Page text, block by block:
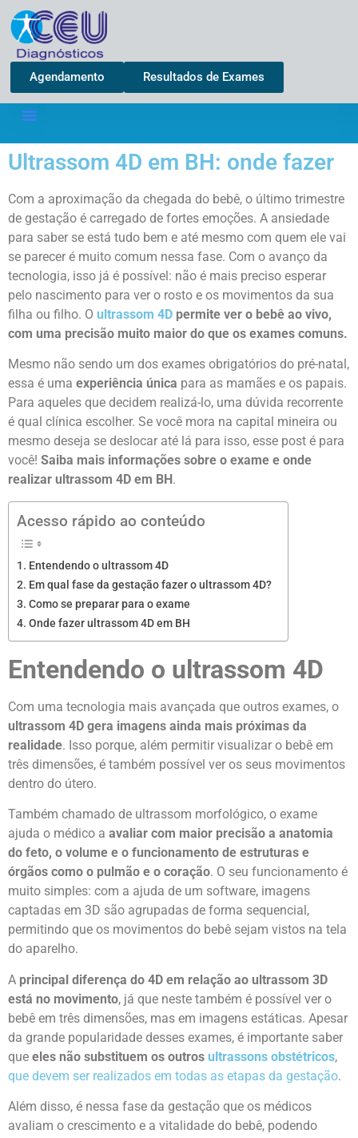
Agendamento Resultados de Exames
Ultrassom 4D em BH: onde fazer
Com a aproximação da chegada do bebê, o último trimestre
de gestação é carregado de fortes emoções. A ansiedade
para saber se está tudo bem e até mesmo com quem ele vai
se parecer é muito comum nessa fase. Com o avanço da
tecnologia, isso já é possível: não é mais preciso esperar
pelo nascimento para ver o rosto e os movimentos da sua
filha ou filho. O ultrassom 4D permite ver o bebê ao vivo,
com uma precisão muito maior do que os exames comuns.
Mesmo não sendo um dos exames obrigatórios do pré-natal,
essa é uma experiência única para as mamães e os papais.
Para aqueles que decidem realizá-lo, uma dúvida recorrente
é qual clínica escolher. Se você mora na capital mineira ou
mesmo deseja se deslocar até lá para isso, esse post é para
você! Saiba mais informações sobre o exame e onde
realizar ultrassom 4D em BH .
Acesso rápido ao conteúdo
Entendendo o ultrassom 4D
Em qual fase da gestação fazer o ultrassom 4D?
Como se preparar para o exame
Onde fazer ultrassom 4D em BH
Entendendo o ultrassom 4D
Com uma tecnologia mais avançada que outros exames, o
ultrassom 4D gera imagens ainda mais próximas da
realidade. Isso porque, além permitir visualizar o bebê em
três dimensões, é também possível ver os seus movimentos
dentro do útero.
Também chamado de ultrassom morfológico, o exame
ajuda o médico a avaliar com maior precisão a anatomia
do feto, o volume e o funcionamento de estruturas e
órgãos como o pulmão e o coração. O seu funcionamento é
muito simples: com a ajuda de um software, imagens
captadas em 3D são agrupadas de forma sequencial,
permitindo que os movimentos do bebê sejam vistos na tela
do aparelho.
A principal diferença do 4D em relação ao ultrassom 3D
está no movimento, já que neste também é possível ver o
bebê em três dimensões, mas em imagens estáticas. Apesar
da grande popularidade desses exames, é importante saber
que eles não substituem os outros ultrassons obstétricos,
que devem ser realizados em todas as etapas da gestação.
Além disso, é nessa fase da gestação que os médicos
avaliam o crescimento e a vitalidade do bebê, podendo